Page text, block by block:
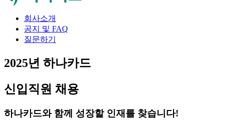
회사소개
공지 및 FAQ
질문하기
2025년 하나카드
신입직원 채용
하나카드와 함께 성장할 인재를 찾습니다!